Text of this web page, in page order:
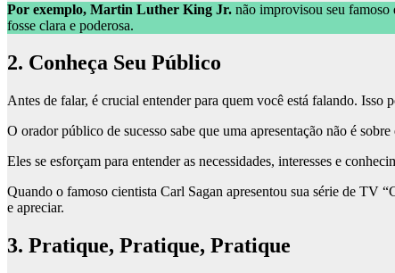
Por exemplo, Martin Luther King Jr. não improvisou seu famoso
fosse clara e poderosa.
2. Conheça Seu Público
Antes de falar, é crucial entender para quem você está falando. Isso
O orador público de sucesso sabe que uma apresentação não é
Eles se esforçam para entender as necessidades, interesses e
Quando o famoso cientista Carl Sagan apresentou sua série de TV
e apreciar.
3. Pratique, Pratique, Pratique